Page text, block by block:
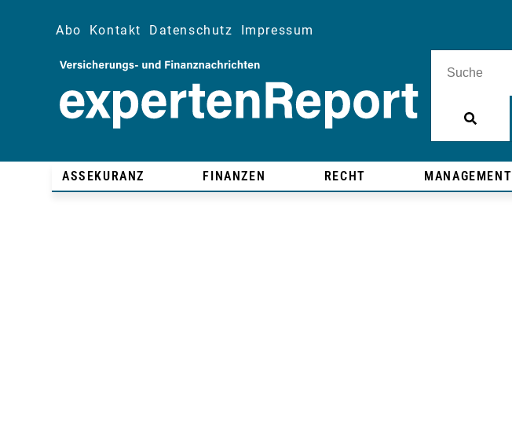
Abo Kontakt Datenschutz Impressum
ASSEKURANZ FINANZEN RECHT MANAGEMENT